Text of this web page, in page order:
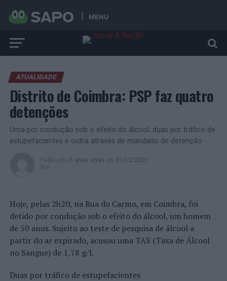
MENU
ATUALIDADE
Distrito de Coimbra: PSP faz quatro
detenções
Uma por condução sob o efeito do álcool, duas por tráfico de
estupefacientes e outra através de mandado de detenção
Publicado 5 anos atrás on 21/12/2021
Por
Hoje, pelas 2h20, na Rua do Carmo, em Coimbra, foi
detido por condução sob o efeito do álcool, um homem
de 50 anos. Sujeito ao teste de pesquisa de álcool a
partir do ar expirado, acusou uma TAS (Taxa de Álcool
no Sangue) de 1,78 g/l.
Duas por tráfico de estupefacientes